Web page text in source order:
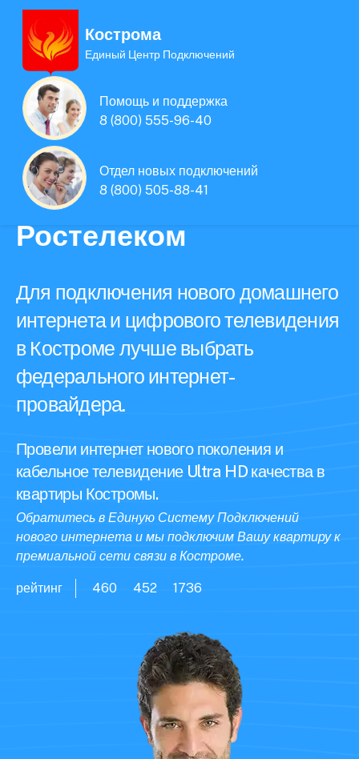
Кострома
Единый Центр Подключений
Помощь и поддержка
8 (800) 555-96-40
Отдел новых подключений
8 (800) 505-88-41
Единая Система
Подключений
нового интернета и
телевидения
Ростелеком
Для подключения нового домашнего
интернета и цифрового телевидения
в Костроме лучше выбрать
федерального интернет-
провайдера.
Провели интернет нового поколения и
кабельное телевидение Ultra HD качества в
квартиры Костромы.
Обратитесь в Единую Систему Подключений
нового интернета и мы подключим Вашу квартиру к
премиальной сети связи в Костроме.
рейтинг 460 452 1736